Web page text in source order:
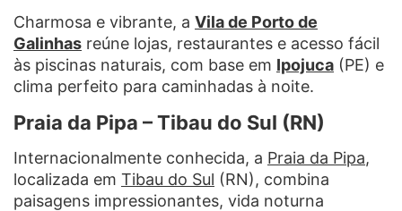
Charmosa e vibrante, a Vila de Porto de
Galinhas reúne lojas, restaurantes e acesso fácil
às piscinas naturais, com base em Ipojuca (PE) e
clima perfeito para caminhadas à noite.
Praia da Pipa – Tibau do Sul (RN)
Internacionalmente conhecida, a Praia da Pipa,
localizada em Tibau do Sul (RN), combina
paisagens impressionantes, vida noturna